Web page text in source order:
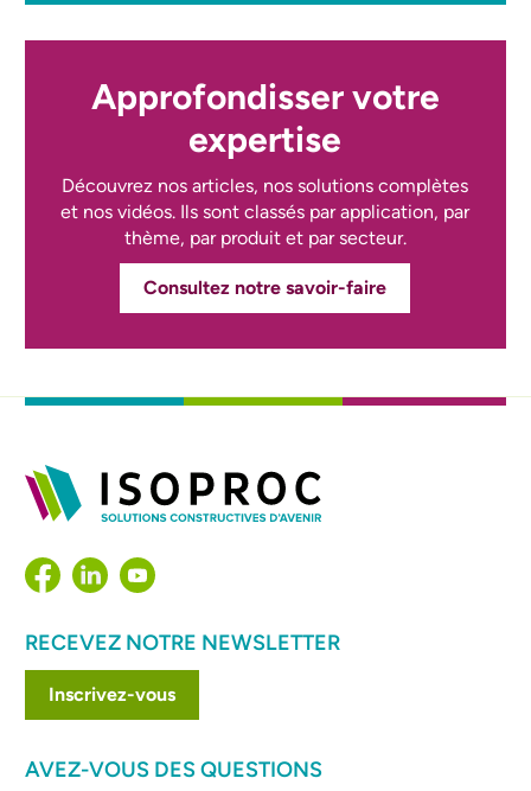
Approfondisser votre
expertise
Découvrez nos articles, nos solutions complètes
et nos vidéos. Ils sont classés par application, par
thème, par produit et par secteur.
Consultez notre savoir-faire
RECEVEZ NOTRE NEWSLETTER
Inscrivez-vous
AVEZ-VOUS DES QUESTIONS